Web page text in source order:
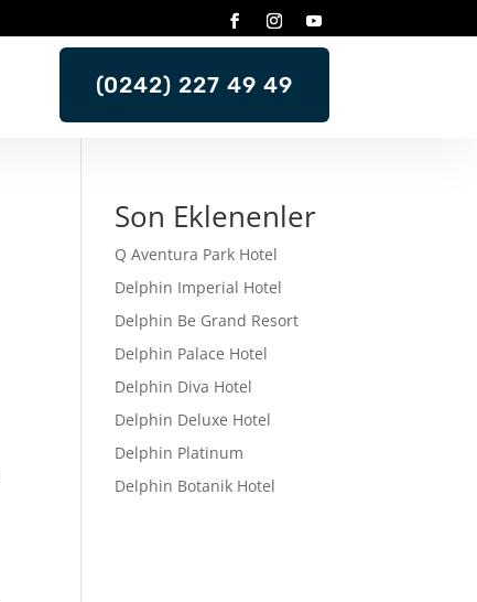
(0242) 227 49 49
Son Eklenenler
Q Aventura Park Hotel
Delphin Imperial Hotel
Delphin Be Grand Resort
Delphin Palace Hotel
Delphin Diva Hotel
Delphin Deluxe Hotel
Delphin Platinum
Delphin Botanik Hotel